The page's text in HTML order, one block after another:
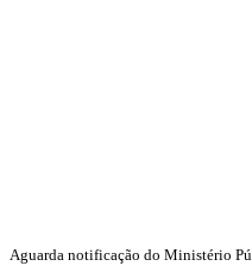
Aguarda notificação do Ministério